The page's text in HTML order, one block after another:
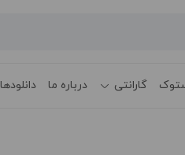
گارانتی درباره ما دانلودها